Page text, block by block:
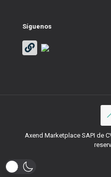
Síguenos
Axend Marketplace SAPI de